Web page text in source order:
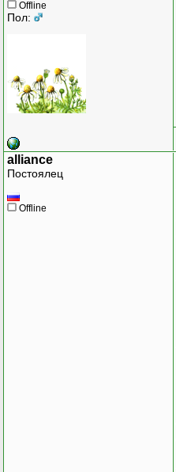
Offline
Пол:
alliance
Постоялец
Offline